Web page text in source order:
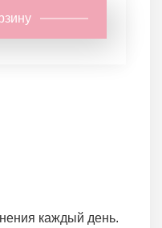
каждый день.